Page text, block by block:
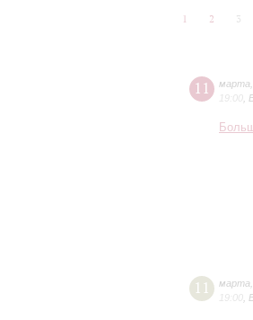
1 2 3
11 марта
19:00
11 марта
19:00